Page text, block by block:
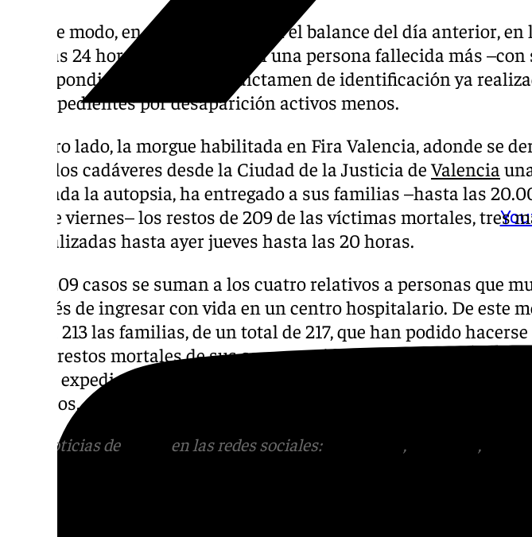
De este modo, en comparación con el balance del día anterior, en
últimas 24 horas se contabilizan una persona fallecida más –con
correspondientes autopsia y dictamen de identificación ya
dos expedientes por desaparición activos menos.
Por otro lado, la morgue habilitada en Fira Valencia, adonde se
todos los cadáveres desde la Ciudad de la Justicia deValencia
realizada la autopsia, ha entregado a sus familias –hasta las
de este viernes– los restos de 209 de las víctimas mortales, tres
las realizadas hasta ayer jueves hasta las 20 horas.
Esos 209 casos se suman a los cuatro relativos a personas que
después de ingresar con vida en un centro hospitalario. De este
son ya 213 las familias, de un total de 217, que han podido
de los restos mortales de sus seres queridos para darles su último
tras la expedición de la documentación necesaria por parte de los
juzgados.
Más noticias de en las redes sociales: , ,